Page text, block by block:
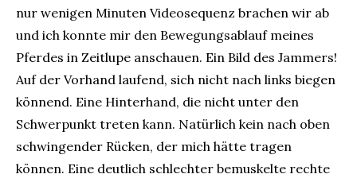
nur wenigen Minuten Videosequenz brachen wir ab
und ich konnte mir den Bewegungsablauf meines
Pferdes in Zeitlupe anschauen. Ein Bild des Jammers!
Auf der Vorhand laufend, sich nicht nach links biegen
könnend. Eine Hinterhand, die nicht unter den
Schwerpunkt treten kann. Natürlich kein nach oben
schwingender Rücken, der mich hätte tragen
können. Eine deutlich schlechter bemuskelte rechte